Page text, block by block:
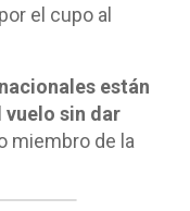
el cupo al
están
vuelo sin dar
miembro de la